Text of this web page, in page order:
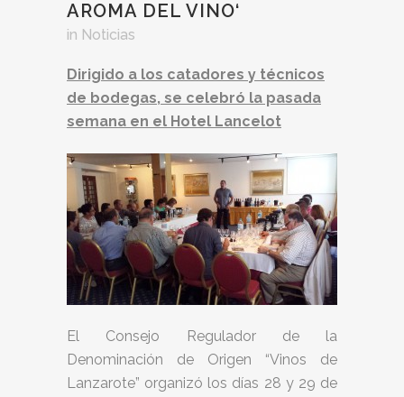
AROMA DEL VINO‘
in Noticias
Dirigido a los catadores y técnicos
de bodegas, se celebró la pasada
semana en el Hotel Lancelot
El Consejo Regulador de la
Denominación de Origen “Vinos de
Lanzarote” organizó los días 28 y 29 de